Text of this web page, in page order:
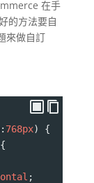
在手
的方法要自
來做自訂
: 768px) {
{
;